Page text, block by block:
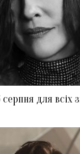
для всіх